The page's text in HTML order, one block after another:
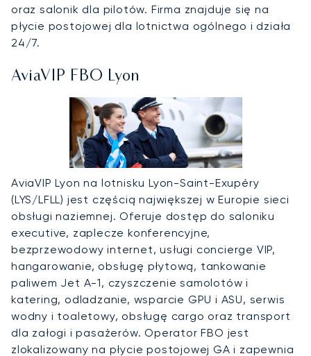
oraz salonik dla pilotów. Firma znajduje się na
płycie postojowej dla lotnictwa ogólnego i działa
24/7.
AviaVIP FBO Lyon
AviaVIP Lyon na lotnisku Lyon-Saint-Exupéry
(LYS/LFLL) jest częścią największej w Europie sieci
obsługi naziemnej. Oferuje dostęp do saloniku
executive, zaplecze konferencyjne,
bezprzewodowy internet, usługi concierge VIP,
hangarowanie, obsługę płytową, tankowanie
paliwem Jet A-1, czyszczenie samolotów i
katering, odladzanie, wsparcie GPU i ASU, serwis
wodny i toaletowy, obsługę cargo oraz transport
dla załogi i pasażerów. Operator FBO jest
zlokalizowany na płycie postojowej GA i zapewnia